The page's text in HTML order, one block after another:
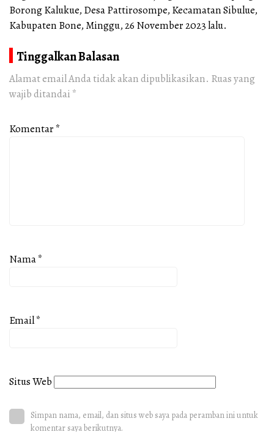
Borong Kalukue, Desa Pattirosompe, Kecamatan Sibulue,
Kabupaten Bone, Minggu, 26 November 2023 lalu.
Tinggalkan Balasan
Alamat email Anda tidak akan dipublikasikan. Ruas yang
wajib ditandai *
Komentar*
Nama*
Email*
Situs Web
Simpan nama, email, dan situs web saya pada peramban ini untuk
komentar saya berikutnya.